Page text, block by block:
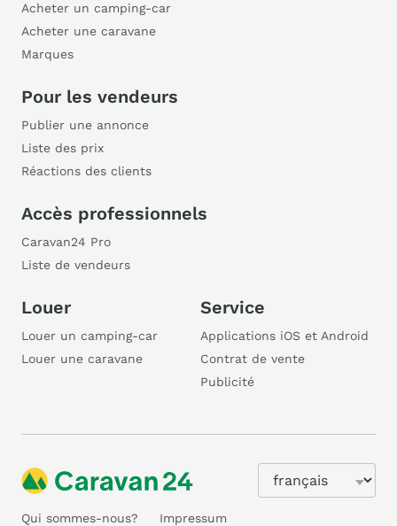
Acheter un camping-car
Acheter une caravane
Marques
Pour les vendeurs
Publier une annonce
Liste des prix
Réactions des clients
Accès professionnels
Caravan24 Pro
Liste de vendeurs
Louer
Louer un camping-car
Louer une caravane
Service
Applications iOS et Android
Contrat de vente
Publicité
Qui sommes-nous?
Impressum